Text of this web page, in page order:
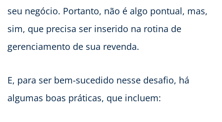
seu negócio. Portanto, não é algo pontual, mas,
sim, que precisa ser inserido na rotina de
gerenciamento de sua revenda.
E, para ser bem-sucedido nesse desafio, há
algumas boas práticas, que incluem: